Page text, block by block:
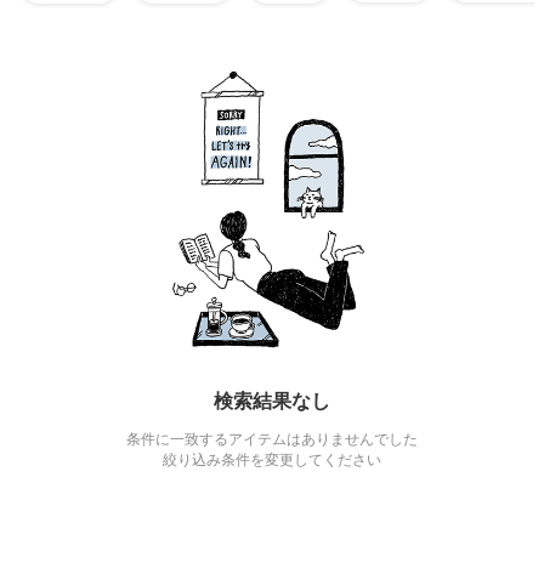
検索結果なし
条件に一致するアイテムはありませんでした
絞り込み条件を変更してください